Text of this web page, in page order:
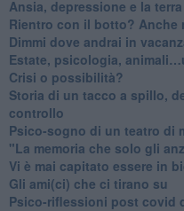
Ansia, depressione e la
​Rientro con il botto? Anche
Dimmi dove andrai in
​Estate, psicologia,
​Crisi o possibilità?
​Storia di un tacco a spillo,
controllo
​Psico-sogno di un teatro di
"La memoria che solo gli
​Vi è mai capitato essere in
​Gli ami(ci) che ci tirano su
Psico-riflessioni post covid